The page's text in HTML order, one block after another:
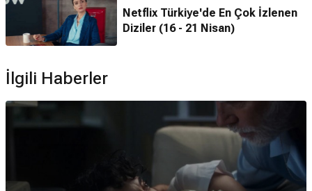
Netflix Türkiye'de En Çok İzlenen
Diziler (16 - 21 Nisan)
İlgili Haberler